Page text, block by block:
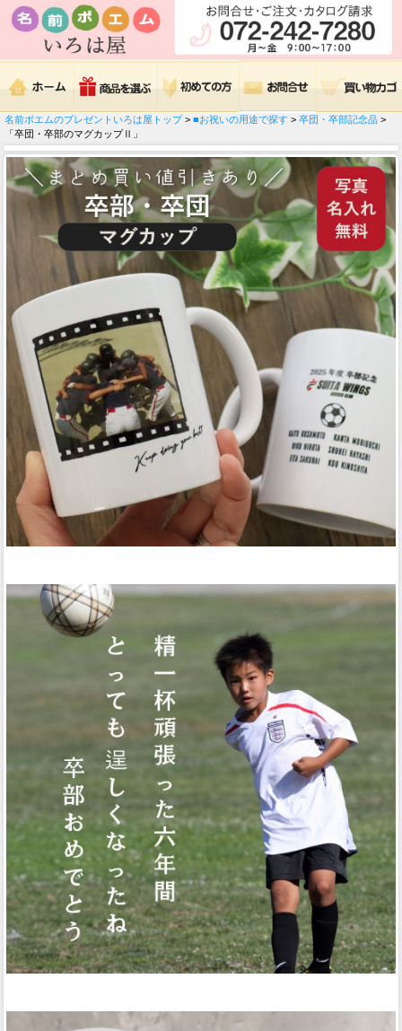
名前ポエムのプレゼントいろは屋トップ> ■お祝いの用途で探す > 卒団・卒部記念品 >
「卒団・卒部のマグカップⅡ」